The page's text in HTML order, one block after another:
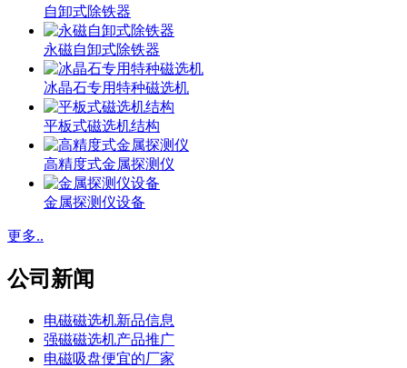
自卸式除铁器
永磁自卸式除铁器
冰晶石专用特种磁选机
平板式磁选机结构
高精度式金属探测仪
金属探测仪设备
更多..
公司新闻
电磁磁选机新品信息
强磁磁选机产品推广
电磁吸盘便宜的厂家